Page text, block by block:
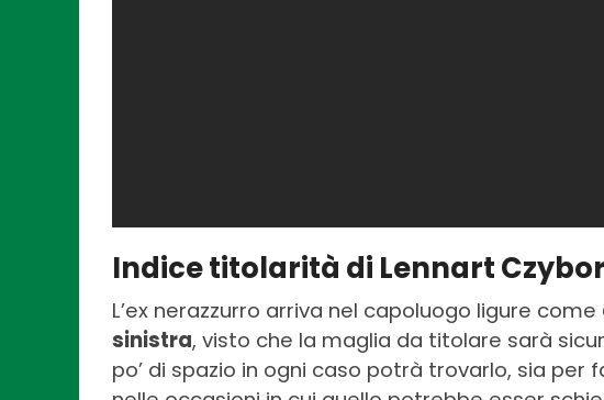
Indice titolarità di Lennart
L’ex nerazzurro arriva nel capoluogo ligure come
sinistra, visto che la maglia da titolare sarà
po’ di spazio in ogni caso potrà trovarlo, sia per